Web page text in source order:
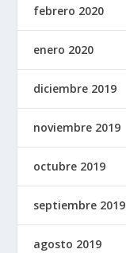
febrero 2020
enero 2020
diciembre 2019
noviembre 2019
octubre 2019
septiembre 2019
agosto 2019